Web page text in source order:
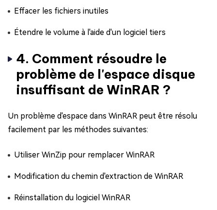
Effacer les fichiers inutiles
Étendre le volume à l'aide d'un logiciel tiers
4. Comment résoudre le
problème de l'espace disque
insuffisant de WinRAR ?
Un problème d'espace dans WinRAR peut être résolu
facilement par les méthodes suivantes:
Utiliser WinZip pour remplacer WinRAR
Modification du chemin d'extraction de WinRAR
Réinstallation du logiciel WinRAR